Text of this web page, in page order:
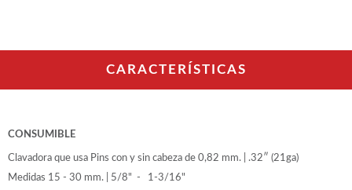
Escuadradoras WP
BRICO OK
CARACTERÍSTICAS
CONSUMIBLE
Clavadora que usa Pins con y sin cabeza de 0,82 mm. | .32″ (21ga)
Medidas 15 - 30 mm. | 5/8" - 1-3/16"